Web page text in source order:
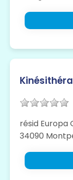
résid Europa
34090